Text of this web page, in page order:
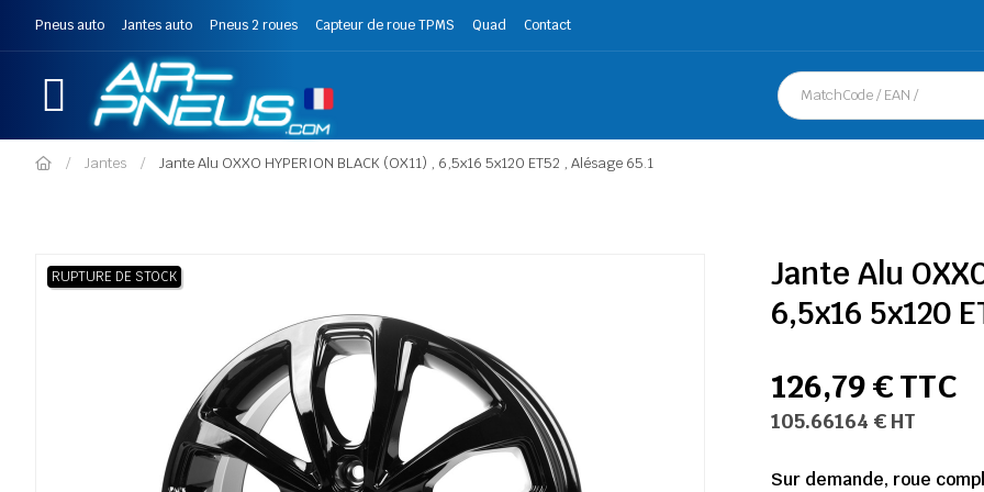
Pneus auto Jantes auto Pneus 2 roues Capteur de roue TPMS Quad Contact
Jantes Jante Alu OXXO HYPERION BLACK (OX11) , 6,5x16 5x120 ET52 , Alésage 65.1
RUPTURE DE STOCK
Jante Alu
6,5x16 5x120
126,79 € TTC
105.66164 € HT
Sur demande, roue